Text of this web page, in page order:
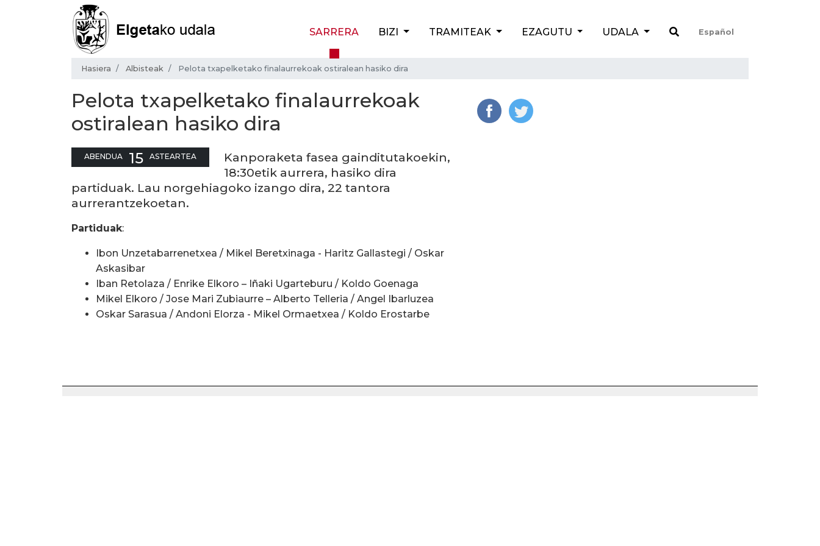
SARRERA BIZI TRAMITEAK EZAGUTU UDALA Español
Hasiera Albisteak Pelota txapelketako finalaurrekoak ostiralean hasiko dira
Pelota txapelketako finalaurrekoak
ostiralean hasiko dira
ABENDUA 15 ASTEARTEA
Kanporaketa fasea gainditutakoekin,
18:30etik aurrera, hasiko dira
partiduak. Lau norgehiagoko izango dira, 22 tantora
aurrerantzekoetan.
Partiduak:
Ibon Unzetabarrenetxea / Mikel Beretxinaga - Haritz Gallastegi / Oskar
Askasibar
Iban Retolaza / Enrike Elkoro – Iñaki Ugarteburu / Koldo Goenaga
Mikel Elkoro / Jose Mari Zubiaurre – Alberto Telleria / Angel Ibarluzea
Oskar Sarasua / Andoni Elorza - Mikel Ormaetxea / Koldo Erostarbe